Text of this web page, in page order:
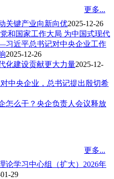
更多...
关键产业向新向优2025-12-26
和国家工作大局 为中国式现代
近平总书记对中央企业工作
2025-12-26
化建设贡献更大力量2025-12-
中央企业，总书记提出殷切希
怎么干？央企负责人会议释放
更多...
论学习中心组（扩大）2026年
29